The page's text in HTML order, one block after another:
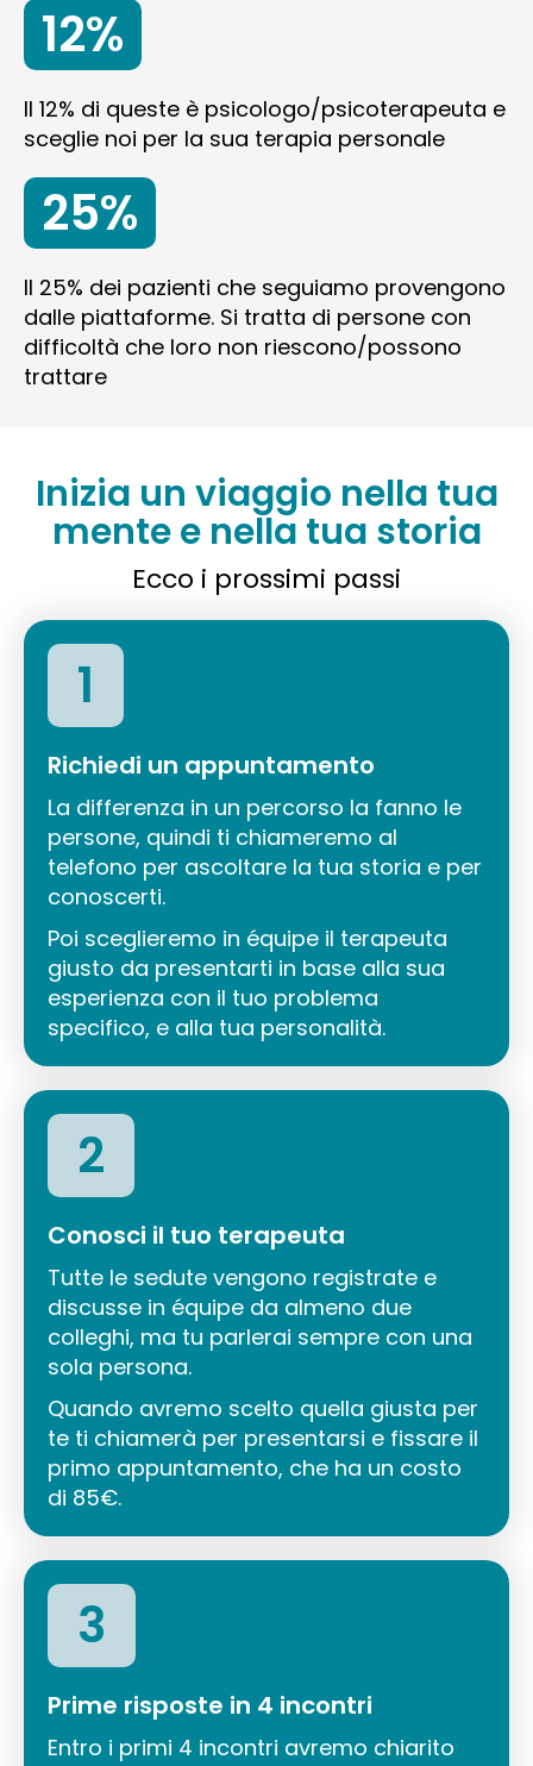
12%
Il 12% di queste è psicologo/psicoterapeuta e
sceglie noi per la sua terapia personale
25%
Il 25% dei pazienti che seguiamo provengono
dalle piattaforme. Si tratta di persone con
difficoltà che loro non riescono/possono
trattare
Inizia un viaggio nella tua
mente e nella tua storia
Ecco i prossimi passi
1
Richiedi un appuntamento
La differenza in un percorso la fanno le
persone, quindi ti chiameremo al
telefono per ascoltare la tua storia e per
conoscerti.
Poi sceglieremo in équipe il terapeuta
giusto da presentarti in base alla sua
esperienza con il tuo problema
specifico, e alla tua personalità.
2
Conosci il tuo terapeuta
Tutte le sedute vengono registrate e
discusse in équipe da almeno due
colleghi, ma tu parlerai sempre con una
sola persona.
Quando avremo scelto quella giusta per
te ti chiamerà per presentarsi e fissare il
primo appuntamento, che ha un costo
di 85€.
3
Prime risposte in 4 incontri
Entro i primi 4 incontri avremo chiarito